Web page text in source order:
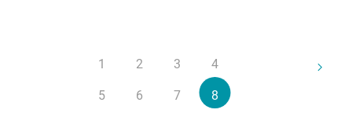
1 2 3 4
5 6 7 8